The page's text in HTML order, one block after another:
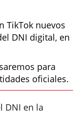
TikTok nuevos
DNI digital, en
para
oficiales.
DNI en la